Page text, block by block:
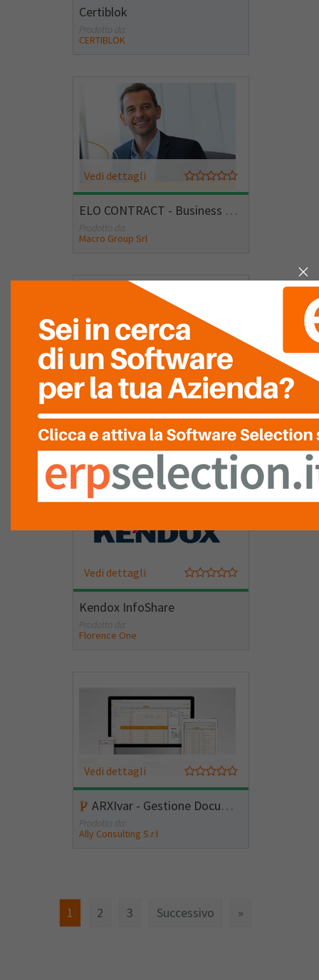
Certiblok
Prodotto da:
CERTIBLOK
Vedi dettagli
ELO CONTRACT - Business Solutions
Prodotto da:
Macro Group Srl
Vedi dettagli
Prodotto da:
Macro Group Srl
Vedi dettagli
Kendox InfoShare
Prodotto da:
Florence One
Vedi dettagli
ARXIvar - Gestione Documentale
Prodotto da:
Ally Consulting S.r.l
1 2 3 Successivo »